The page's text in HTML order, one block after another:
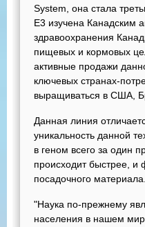
System, она стала
E3 изучена Канадским
здравоохранения
пищевых и кормовых
активные продажи
ключевых странах-
выращиваться в США,
Данная линия
уникальность данной
в геном всего за один
происходит быстрее, и
посадочного материала.
"Наука по-прежнему
населения в нашем